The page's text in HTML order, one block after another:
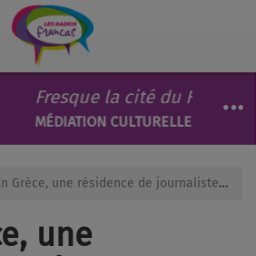
Fresque la cité du Futur !
MÉDIATION CULTURELLE
Grèce, une résidence de journaliste pour éveiller l’esprit critique des adolescent·es
une